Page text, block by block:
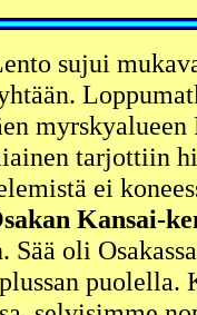
sujui
myrskyalueen
tarjottiin
ei
Kansai-
Sää oli
puolella.